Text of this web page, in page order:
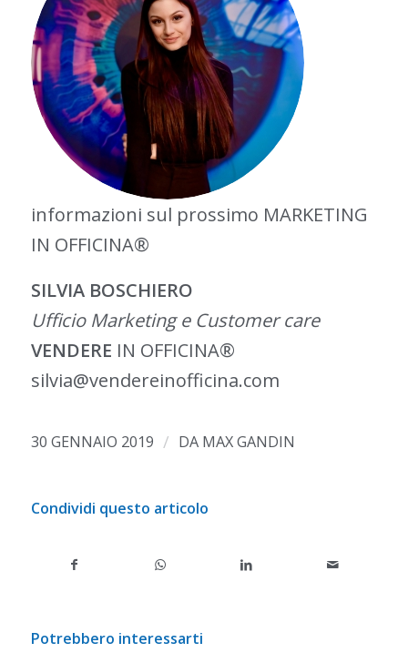
informazioni sul prossimo MARKETING
IN OFFICINA®
SILVIA BOSCHIERO
Ufficio Marketing e Customer care
VENDERE IN OFFICINA®
silvia@vendereinofficina.com
30 GENNAIO 2019 / DA MAX GANDIN
Condividi questo articolo
Potrebbero interessarti